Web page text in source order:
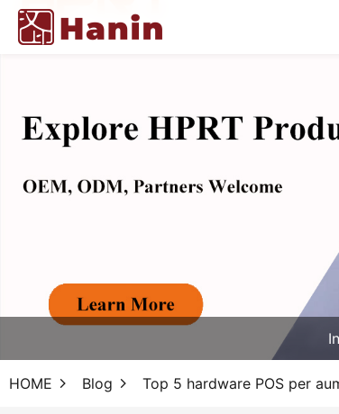
HOME Blog Top 5 hardware POS per